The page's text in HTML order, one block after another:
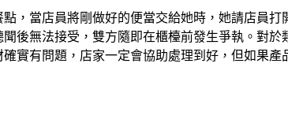
，當店員將剛做好的便當交給她時，她請店員
後無法接受，雙方隨即在櫃檯前發生爭執。對
實有問題，店家一定會協助處理到好，但如果產